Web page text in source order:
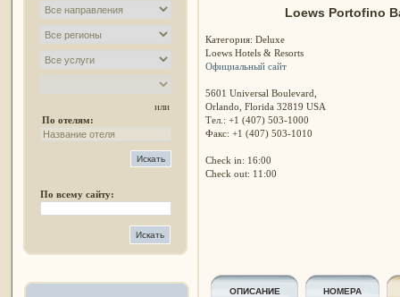
или
По отелям:
По всему сайту:
Loews Portofino
Категория: Deluxe
Loews Hotels & Resorts
Официальный сайт
5601 Universal Boulevard,
Orlando, Florida 32819 USA
Тел.: +1 (407) 503-1000
Факс: +1 (407) 503-1010
Check in: 16:00
Check out: 11:00
ОПИСАНИЕ НОМЕРА